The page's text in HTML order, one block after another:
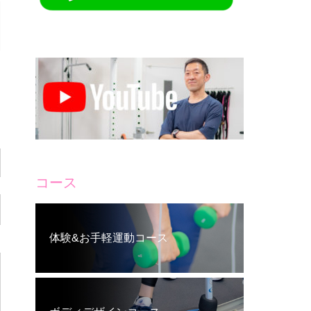
コース
体験&お手軽運動コース